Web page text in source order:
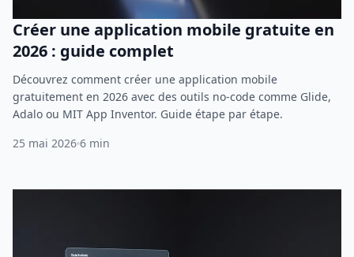
Créer une application mobile gratuite en
2026 : guide complet
Découvrez comment créer une application mobile
gratuitement en 2026 avec des outils no-code comme Glide,
Adalo ou MIT App Inventor. Guide étape par étape.
25 mai 2026 6 min